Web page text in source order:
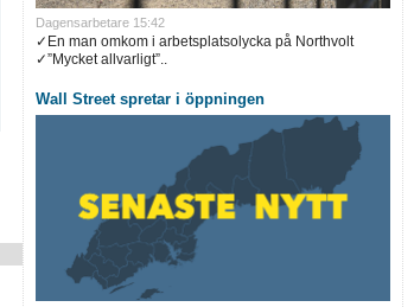
Dagensarbetare 15:42
✓En man omkom i arbetsplatsolycka på Northvolt
✓”Mycket allvarligt”..
Wall Street spretar i öppningen